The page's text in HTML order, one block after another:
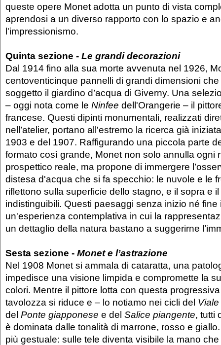
queste opere Monet adotta un punto di vista
aprendosi a un diverso rapporto con lo spazio e
l'impressionismo.
Quinta sezione - Le grandi decorazioni
Dal 1914 fino alla sua morte avvenuta nel 1926,
centoventicinque pannelli di grandi dimensioni
soggetto il giardino d’acqua di Giverny. Una
– oggi nota come le Ninfee dell'Orangerie – il
francese. Questi dipinti monumentali, realizzati
nell’atelier, portano all'estremo la ricerca già
1903 e del 1907. Raffigurando una piccola parte
formato così grande, Monet non solo annulla ogni
prospettico reale, ma propone di immergere
distesa d'acqua che si fa specchio: le nuvole e le
riflettono sulla superficie dello stagno, e il sopra e
indistinguibili. Questi paesaggi senza inizio né fine
un'esperienza contemplativa in cui la
un dettaglio della natura bastano a suggerirne
Sesta sezione - Monet e l’astrazione
Nel 1908 Monet si ammala di cataratta, una
impedisce una visione limpida e compromette la
colori. Mentre il pittore lotta con questa
tavolozza si riduce e – lo notiamo nei cicli del
del Ponte giapponese e del Salice piangente, tutti
è dominata dalle tonalità di marrone, rosso e
più gestuale: sulle tele diventa visibile la mano